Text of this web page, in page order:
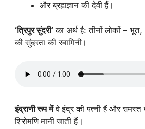
और ब्रह्मज्ञान की देवी हैं।
‘त्रिपुर सुंदरी’ का अर्थ है: तीनों लोकों – भूत,
की सुंदरता की स्वामिनी।
इंद्राणी रूप मेंवे इंद्र की पत्नी हैं और समस्त
शिरोमणि मानी जाती हैं।